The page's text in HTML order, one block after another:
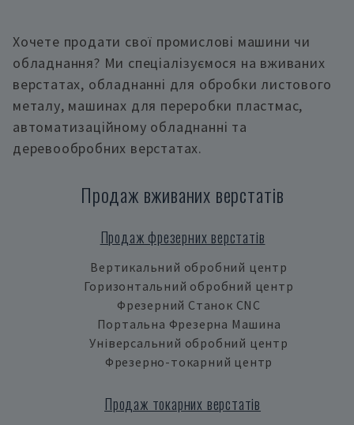
Хочете продати свої промислові машини чи
обладнання? Ми спеціалізуємося на вживаних
верстатах, обладнанні для обробки листового
металу, машинах для переробки пластмас,
автоматизаційному обладнанні та
деревообробних верстатах.
Продаж вживаних верстатів
Продаж фрезерних верстатів
Вертикальний обробний центр
Горизонтальний обробний центр
Фрезерний Станок CNC
Портальна Фрезерна Машина
Універсальний обробний центр
Фрезерно-токарний центр
Продаж токарних верстатів